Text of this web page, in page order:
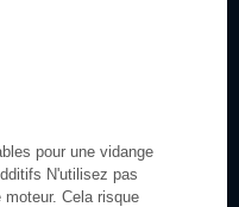
pour une vidange
N'utilisez pas
Cela risque